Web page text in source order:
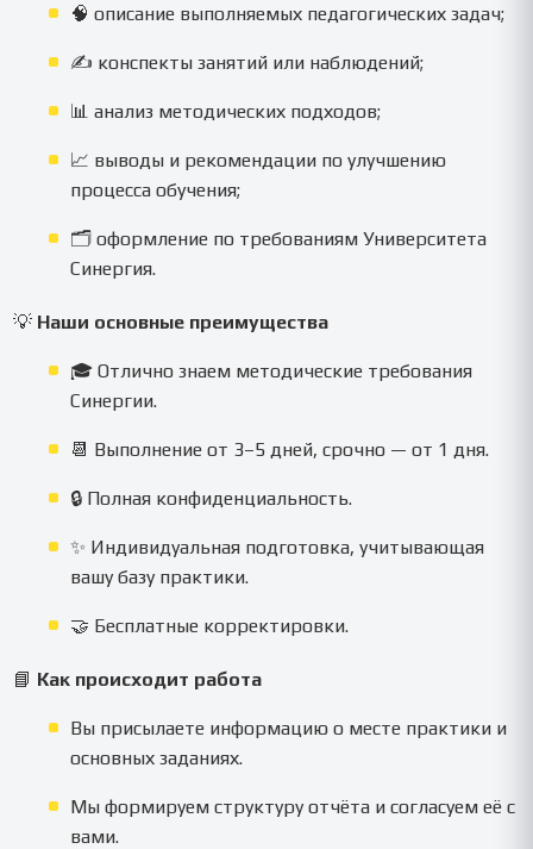
🧠 описание выполняемых педагогических задач;
✍️ конспекты занятий или наблюдений;
📊 анализ методических подходов;
📈 выводы и рекомендации по улучшению
процесса обучения;
🗂 оформление по требованиям Университета
Синергия.
💡 Наши основные преимущества
🎓 Отлично знаем методические требования
Синергии.
📆 Выполнение от 3–5 дней, срочно — от 1 дня.
🔒 Полная конфиденциальность.
✨ Индивидуальная подготовка, учитывающая
вашу базу практики.
🤝 Бесплатные корректировки.
📘 Как происходит работа
Вы присылаете информацию о месте практики и
основных заданиях.
Мы формируем структуру отчёта и согласуем её с
вами.